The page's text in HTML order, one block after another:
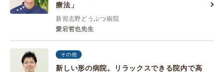
療法」
新習志野どうぶつ病院
愛宕哲也先生
その他
新しい形の病院。リラックスできる院内で高